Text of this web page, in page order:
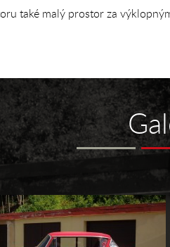
také malý prostor za